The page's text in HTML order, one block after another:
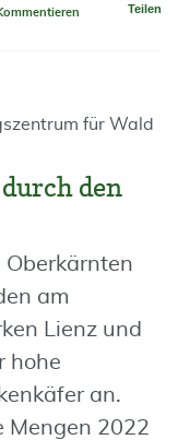
Teilen
für Wald
den
Oberkärnten
am
Lienz und
hohe
an.
Mengen 2022